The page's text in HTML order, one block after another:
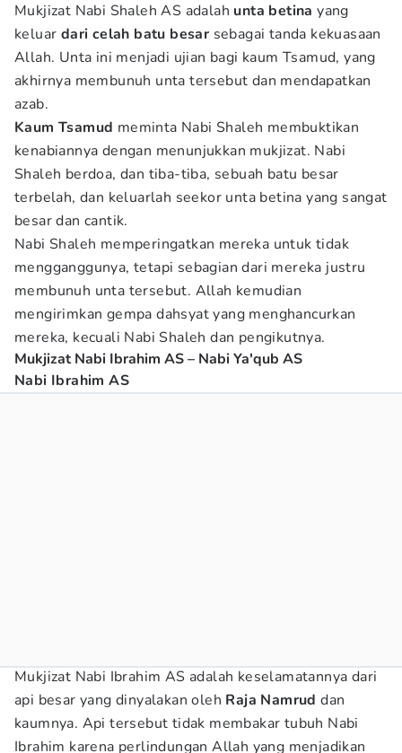
Mukjizat Nabi Shaleh AS adalah unta betina yang
keluar dari celah batu besar sebagai tanda kekuasaan
Allah. Unta ini menjadi ujian bagi kaum Tsamud, yang
akhirnya membunuh unta tersebut dan mendapatkan
azab.
Kaum Tsamud meminta Nabi Shaleh membuktikan
kenabiannya dengan menunjukkan mukjizat. Nabi
Shaleh berdoa, dan tiba-tiba, sebuah batu besar
terbelah, dan keluarlah seekor unta betina yang sangat
besar dan cantik.
Nabi Shaleh memperingatkan mereka untuk tidak
mengganggunya, tetapi sebagian dari mereka justru
membunuh unta tersebut. Allah kemudian
mengirimkan gempa dahsyat yang menghancurkan
mereka, kecuali Nabi Shaleh dan pengikutnya.
Mukjizat Nabi Ibrahim AS – Nabi Ya'qub AS
Nabi Ibrahim AS
Mukjizat Nabi Ibrahim AS adalah keselamatannya dari
api besar yang dinyalakan oleh Raja Namrud dan
kaumnya. Api tersebut tidak membakar tubuh Nabi
Ibrahim karena perlindungan Allah yang menjadikan